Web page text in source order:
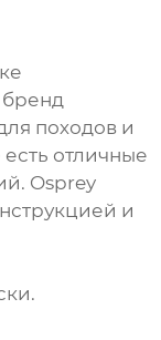
бренд
походов и
есть отличные
Osprey
и